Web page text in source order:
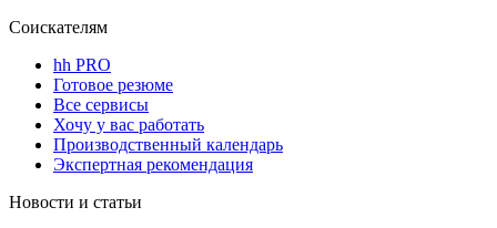
Соискателям
hh PRO
Готовое резюме
Все сервисы
Хочу у вас работать
Производственный календарь
Экспертная рекомендация
Новости и статьи